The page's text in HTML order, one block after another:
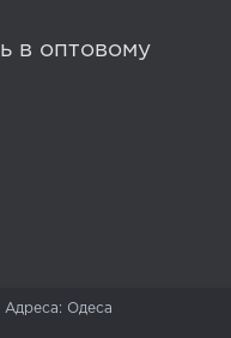
в оптовому
Адреса: Одеса